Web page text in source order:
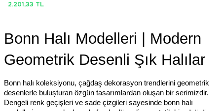
2.201,33 TL
Bonn Halı Modelleri | Modern
Geometrik Desenli Şık Halılar
Bonn halı koleksiyonu, çağdaş dekorasyon trendlerini geometrik
desenlerle buluşturan özgün tasarımlardan oluşan bir serimizdir.
Dengeli renk geçişleri ve sade çizgileri sayesinde bonn halı